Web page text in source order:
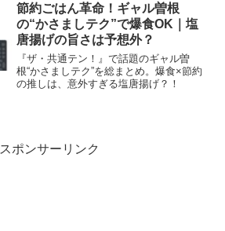
節約ごはん革命！ギャル曽根
の“かさましテク”で爆食OK｜塩
唐揚げの旨さは予想外？
『ザ・共通テン！』で話題のギャル曽
根“かさましテク”を総まとめ。爆食×節約
の推しは、意外すぎる塩唐揚げ？！
スポンサーリンク